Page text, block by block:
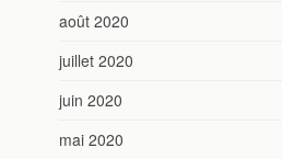
août 2020
juillet 2020
juin 2020
mai 2020